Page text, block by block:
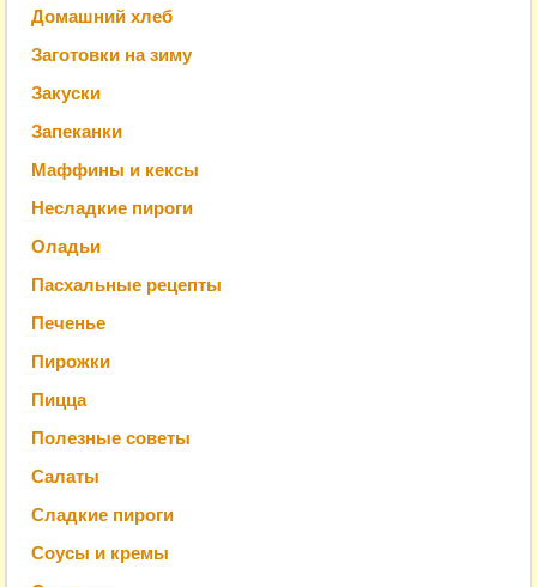
Домашний хлеб
Заготовки на зиму
Закуски
Запеканки
Маффины и кексы
Несладкие пироги
Оладьи
Пасхальные рецепты
Печенье
Пирожки
Пицца
Полезные советы
Салаты
Сладкие пироги
Соусы и кремы